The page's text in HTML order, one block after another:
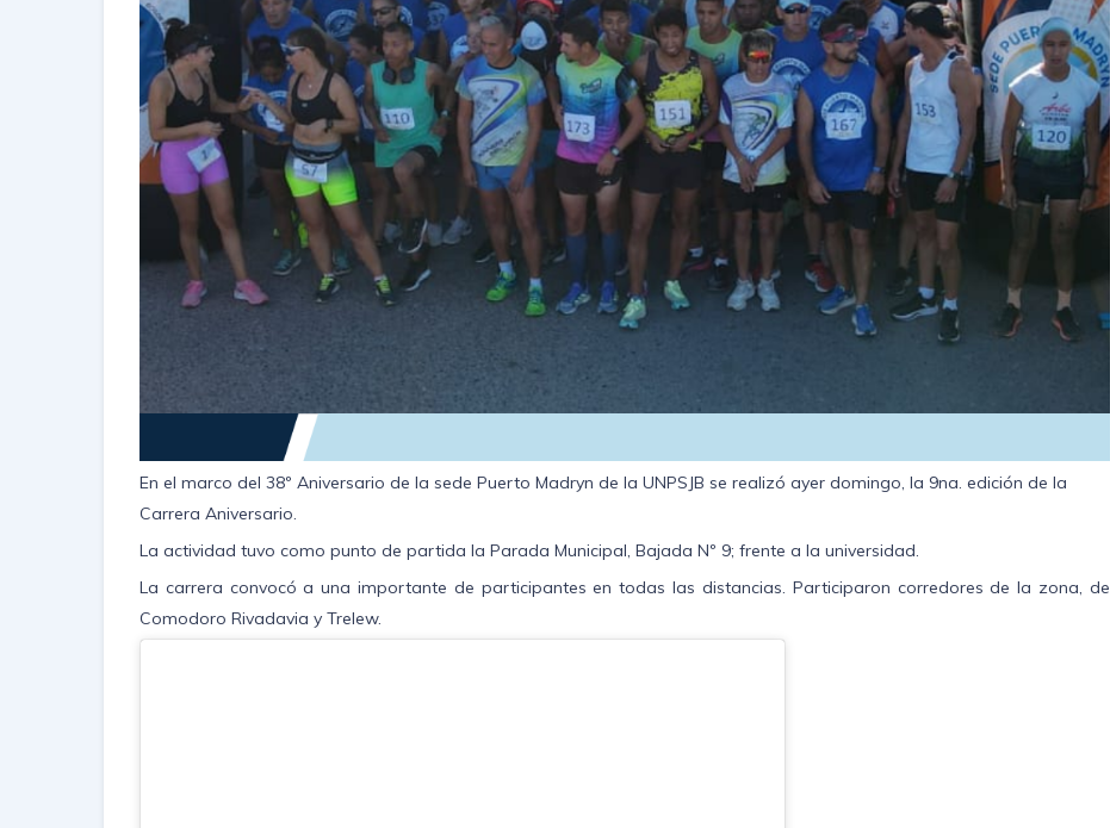
En el marco del 38º Aniversario de la sede Puerto Madryn de la UNPSJB se realizó ayer domingo, la 9na. edición de la
Carrera Aniversario.
La actividad tuvo como punto de partida la Parada Municipal, Bajada Nº 9; frente a la universidad.
La carrera convocó a una importante de participantes en todas las distancias. Participaron corredores de la zona, de
Comodoro Rivadavia y Trelew.